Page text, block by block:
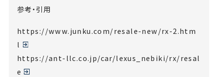
参考・引用
https://www.junku.com/resale-new/rx-2.htm
l
https://ant-llc.co.jp/car/lexus_nebiki/rx/resal
e